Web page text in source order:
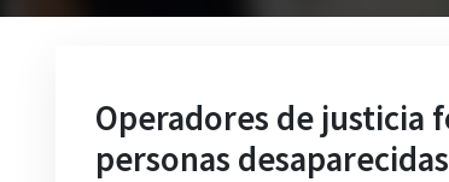
Operadores de justicia
personas